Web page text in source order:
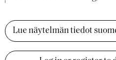
Lue näytelmän tiedot